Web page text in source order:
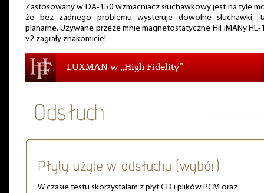
Zastosowany w DA-150 wzmacniacz słuchawkowy jest na tyle
że bez żadnego problemu wysteruje dowolne słuchawki,
planarne. Używane przeze mnie magnetostatyczne HiFiMANy HE-
v2 zagrały znakomicie!
LUXMAN w „High Fidelity”
Płyty użyte w odsłuchu (wybór)
W czasie testu skorzystałam z płyt CD i plików PCM oraz